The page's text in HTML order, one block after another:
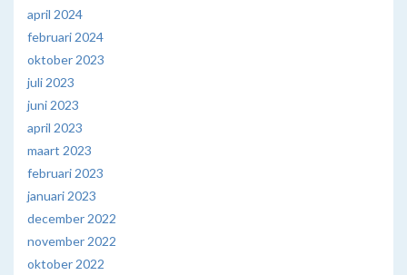
april 2024
februari 2024
oktober 2023
juli 2023
juni 2023
april 2023
maart 2023
februari 2023
januari 2023
december 2022
november 2022
oktober 2022